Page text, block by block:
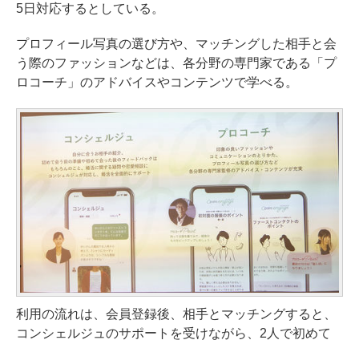
5日対応するとしている。
プロフィール写真の選び方や、マッチングした相手と会
う際のファッションなどは、各分野の専門家である「プ
ロコーチ」のアドバイスやコンテンツで学べる。
利用の流れは、会員登録後、相手とマッチングすると、
コンシェルジュのサポートを受けながら、2人で初めて